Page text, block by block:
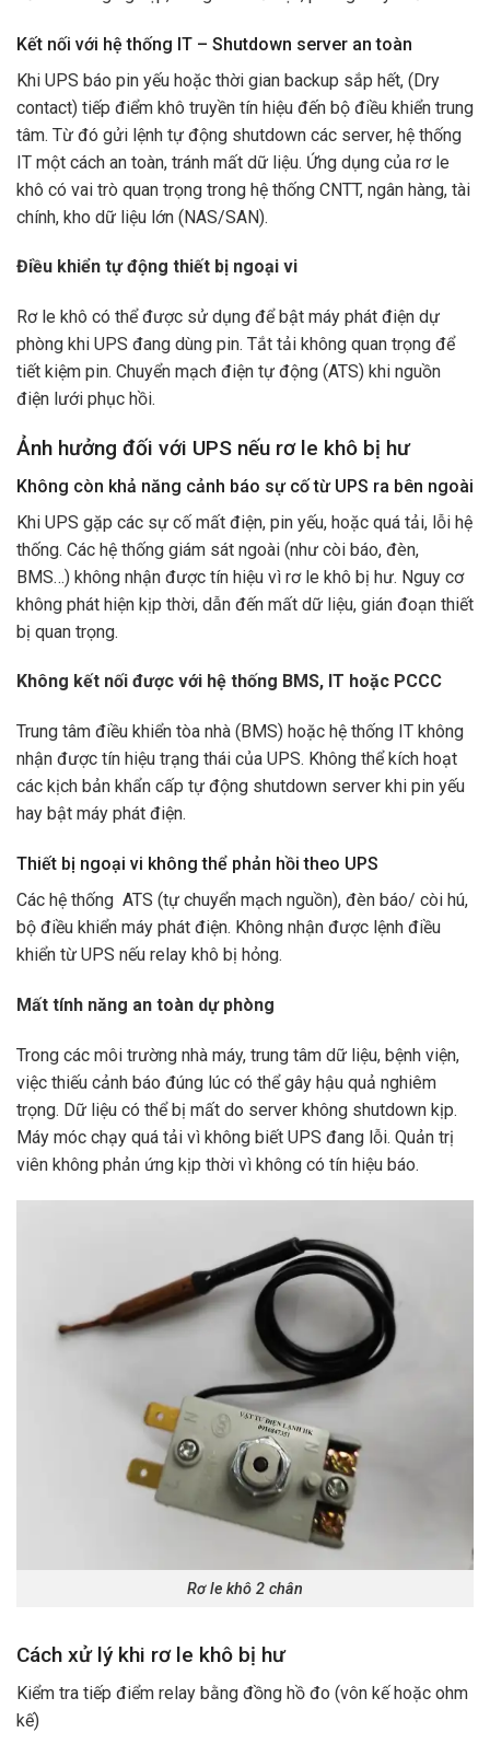
Kết nối với hệ thống IT – Shutdown server an toàn
Khi UPS báo pin yếu hoặc thời gian backup sắp hết, (Dry
contact) tiếp điểm khô truyền tín hiệu đến bộ điều khiển trung
tâm. Từ đó gửi lệnh tự động shutdown các server, hệ thống
IT một cách an toàn, tránh mất dữ liệu. Ứng dụng của rơ le
khô có vai trò quan trọng trong hệ thống CNTT, ngân hàng, tài
chính, kho dữ liệu lớn (NAS/SAN).
Điều khiển tự động thiết bị ngoại vi
Rơ le khô có thể được sử dụng để bật máy phát điện dự
phòng khi UPS đang dùng pin. Tắt tải không quan trọng để
tiết kiệm pin. Chuyển mạch điện tự động (ATS) khi nguồn
điện lưới phục hồi.
Ảnh hưởng đối với UPS nếu rơ le khô bị hư
Không còn khả năng cảnh báo sự cố từ UPS ra bên ngoài
Khi UPS gặp các sự cố mất điện, pin yếu, hoặc quá tải, lỗi hệ
thống. Các hệ thống giám sát ngoài (như còi báo, đèn,
BMS…) không nhận được tín hiệu vì rơ le khô bị hư. Nguy cơ
không phát hiện kịp thời, dẫn đến mất dữ liệu, gián đoạn thiết
bị quan trọng.
Không kết nối được với hệ thống BMS, IT hoặc PCCC
Trung tâm điều khiển tòa nhà (BMS) hoặc hệ thống IT không
nhận được tín hiệu trạng thái của UPS. Không thể kích hoạt
các kịch bản khẩn cấp tự động shutdown server khi pin yếu
hay bật máy phát điện.
Thiết bị ngoại vi không thể phản hồi theo UPS
Các hệ thống ATS (tự chuyển mạch nguồn), đèn báo/ còi hú,
bộ điều khiển máy phát điện. Không nhận được lệnh điều
khiển từ UPS nếu relay khô bị hỏng.
Mất tính năng an toàn dự phòng
Trong các môi trường nhà máy, trung tâm dữ liệu, bệnh viện,
việc thiếu cảnh báo đúng lúc có thể gây hậu quả nghiêm
trọng. Dữ liệu có thể bị mất do server không shutdown kịp.
Máy móc chạy quá tải vì không biết UPS đang lỗi. Quản trị
viên không phản ứng kịp thời vì không có tín hiệu báo.
Rơ le khô 2 chân
Cách xử lý khi rơ le khô bị hư
Kiểm tra tiếp điểm relay bằng đồng hồ đo (vôn kế hoặc ohm
kế)